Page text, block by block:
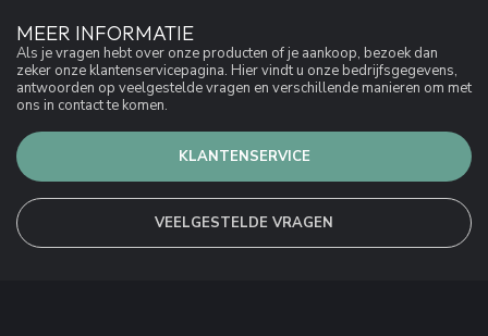
MEER INFORMATIE
Als je vragen hebt over onze producten of je aankoop, bezoek dan
zeker onze klantenservicepagina. Hier vindt u onze bedrijfsgegevens,
antwoorden op veelgestelde vragen en verschillende manieren om met
ons in contact te komen.
KLANTENSERVICE
VEELGESTELDE VRAGEN